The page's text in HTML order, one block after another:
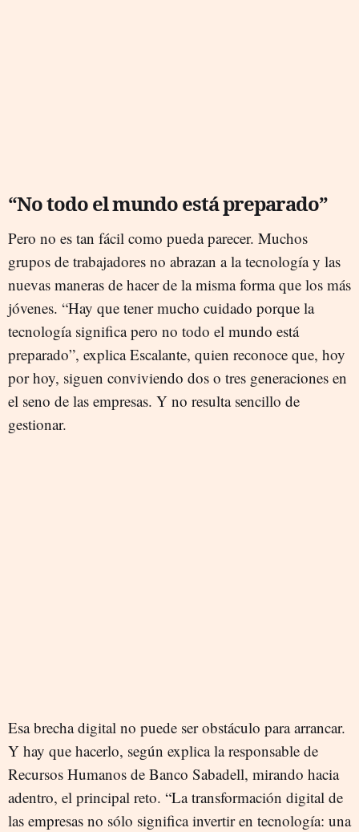
“No todo el mundo está preparado”
Pero no es tan fácil como pueda parecer. Muchos
grupos de trabajadores no abrazan a la tecnología y las
nuevas maneras de hacer de la misma forma que los más
jóvenes. “Hay que tener mucho cuidado porque la
tecnología significa pero no todo el mundo está
preparado”, explica Escalante, quien reconoce que, hoy
por hoy, siguen conviviendo dos o tres generaciones en
el seno de las empresas. Y no resulta sencillo de
gestionar.
Esa brecha digital no puede ser obstáculo para arrancar.
Y hay que hacerlo, según explica la responsable de
Recursos Humanos de Banco Sabadell, mirando hacia
adentro, el principal reto. “La transformación digital de
las empresas no sólo significa invertir en tecnología: una